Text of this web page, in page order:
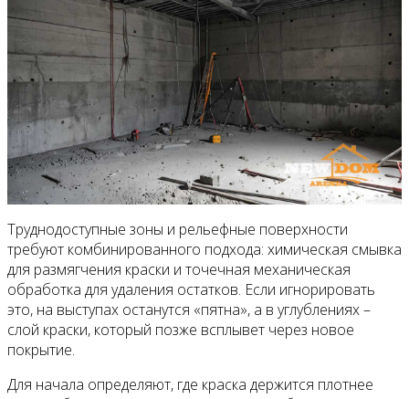
Труднодоступные зоны и рельефные поверхности
требуют комбинированного подхода: химическая смывка
для размягчения краски и точечная механическая
обработка для удаления остатков. Если игнорировать
это, на выступах останутся «пятна», а в углублениях –
слой краски, который позже всплывет через новое
покрытие.
Для начала определяют, где краска держится плотнее